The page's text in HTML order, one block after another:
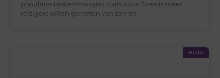
populaire bestemmingen zoals Ibiza. Steeds meer
reizigers willen genieten van zon en
BLOG